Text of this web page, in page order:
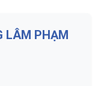
LÂM PHẠM